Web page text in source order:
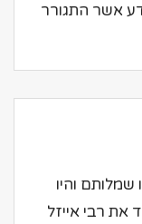
אשר התגורר
שמלותם והיו
את רבי אייזל